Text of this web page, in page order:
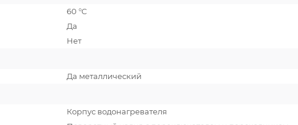
60 °C
Да
Нет
Да металлический
Корпус водонагревателя